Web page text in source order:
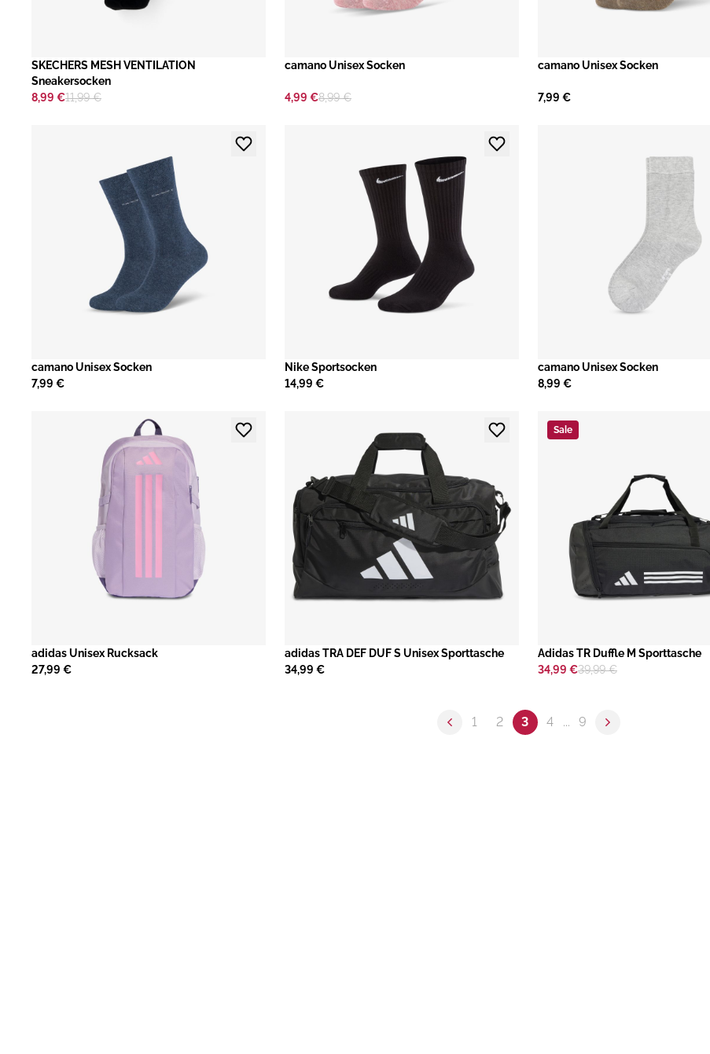
​SKECHERS MESH VENTILATION
Sneakersocken
8,99 €11,99 €
camano Unisex Socken
4,99 €8,99 €
camano Unisex Socken
7,99 €
camano Unisex Socken
7,99 €
​Nike Sportsocken
14,99 €
camano Unisex Socken
8,99 €
adidas Unisex Rucksack
27,99 €
adidas TRA DEF DUF S Unisex Sporttasche
34,99 €
Sale
​Adidas TR Duffle M Sporttasche
34,99 €39,99 €
Previous page
1 2 3 4 ... 9 Next page